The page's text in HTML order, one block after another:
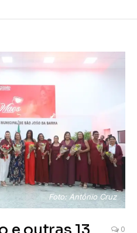
Foto: Antônio Cruz
0